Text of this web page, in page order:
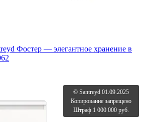
© Santreyd 01.09.2025
Копирование запрещено
Штраф 1 000 000 руб.
Фостер — элегантное хранение в